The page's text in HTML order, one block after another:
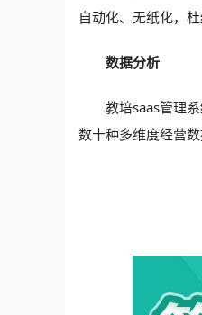
自动化、无纸化，
数据分析
教培saas管理
数十种多维度经营